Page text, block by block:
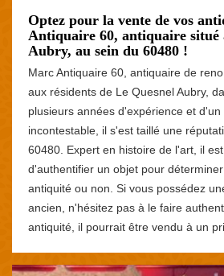
Optez pour la vente de vos
Antiquaire 60, antiquaire situé
Aubry, au sein du 60480 !
Marc Antiquaire 60, antiquaire de
aux résidents de Le Quesnel Aubry,
plusieurs années d'expérience et d'un
incontestable, il s'est taillé une
60480. Expert en histoire de l'art, il
d'authentifier un objet pour
antiquité ou non. Si vous possédez
ancien, n'hésitez pas à le faire
antiquité, il pourrait être vendu à un